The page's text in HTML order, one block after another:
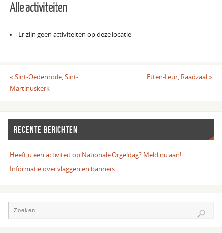
Alle activiteiten
Er zijn geen activiteiten op deze locatie
« Sint-Oedenrode, Sint-
Martinuskerk
Etten-Leur, Raadzaal»
RECENTE BERICHTEN
Heeft u een activiteit op Nationale Orgeldag? Meld nu aan!
Informatie over vlaggen en banners